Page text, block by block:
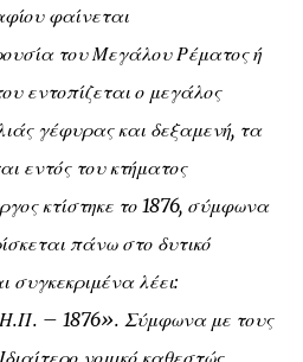
φαίνεται
του Μεγάλου Ρέματος ή
εντοπίζεται ο μεγάλος
γέφυρας και δεξαμενή, τα
εντός του κτήματος
κτίστηκε το 1876, σύμφωνα
πάνω στο δυτικό
συγκεκριμένα λέει:
– 1876». Σύμφωνα με τους
νομικό καθεστώς